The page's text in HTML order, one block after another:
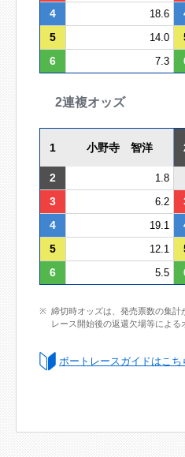
4
18.6
5
14.0
6
7.3
2連複オッズ
1 小野寺 智洋
2 1.8
3 6.2
4 19.1
5
12.1
6
5.5
締切時オッズは、発売票数の集
レース開始後の返還欠場等による
ボートレースガイドはこち